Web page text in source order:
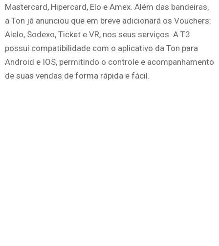
Mastercard, Hipercard, Elo e Amex. Além das bandeiras,
a Ton já anunciou que em breve adicionará os Vouchers:
Alelo, Sodexo, Ticket e VR, nos seus serviços. A T3
possui compatibilidade com o aplicativo da Ton para
Android e IOS, permitindo o controle e acompanhamento
de suas vendas de forma rápida e fácil.